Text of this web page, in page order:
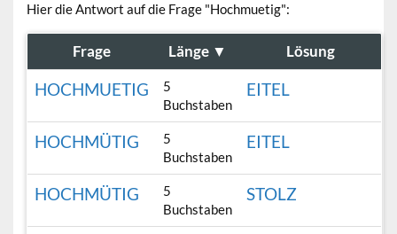
Hier die Antwort auf die Frage "Hochmuetig":
Frage Länge ▼ Lösung
HOCHMUETIG
5
Buchstaben
EITEL
HOCHMÜTIG
5
Buchstaben
EITEL
HOCHMÜTIG
5
Buchstaben
STOLZ